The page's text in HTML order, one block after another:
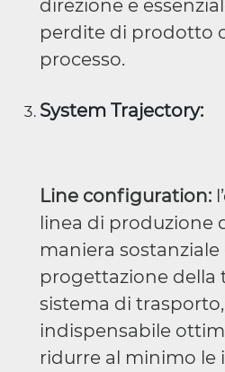
direzione è
perdite di prodotto
processo.
System Trajectory:
Line configuration:
linea di produzione
maniera sostanziale
progettazione della
sistema di
indispensabile
ridurre al minimo le